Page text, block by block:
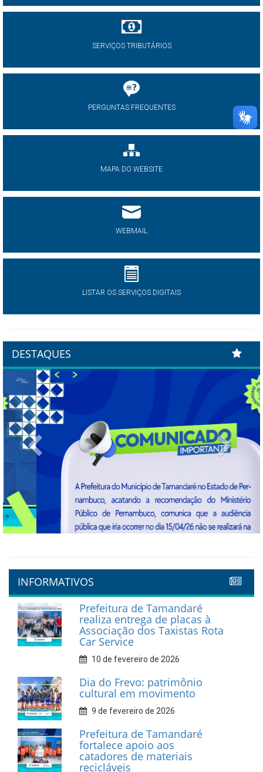
SERVIÇOS TRIBUTÁRIOS
PERGUNTAS FREQUENTES
MAPA DO WEBSITE
WEBMAIL
LISTAR OS SERVIÇOS DIGITAIS
DESTAQUES
Previous Next